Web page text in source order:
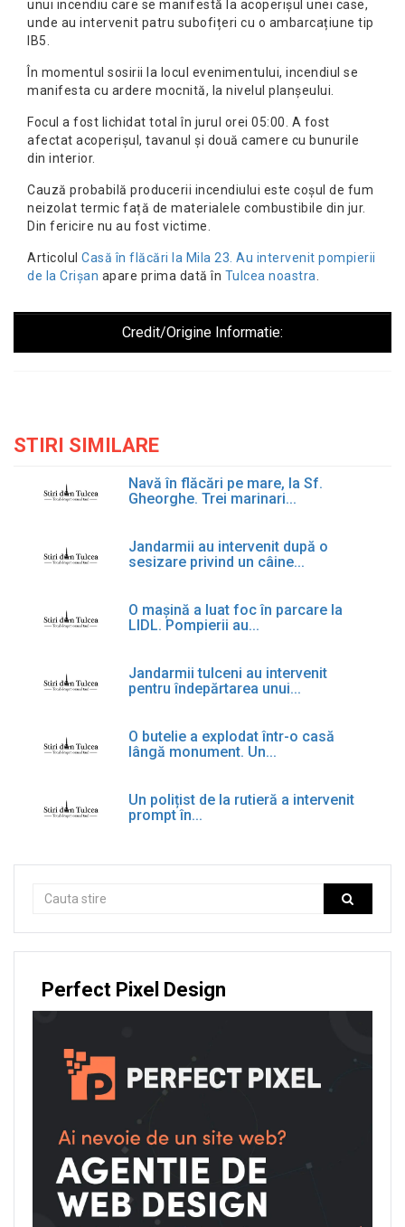
unui incendiu care se manifestă la acoperișul unei case,
unde au intervenit patru subofițeri cu o ambarcațiune tip
IB5.
În momentul sosirii la locul evenimentului, incendiul se
manifesta cu ardere mocnită, la nivelul planșeului.
Focul a fost lichidat total în jurul orei 05:00. A fost
afectat acoperișul, tavanul și două camere cu bunurile
din interior.
Cauză probabilă producerii incendiului este coșul de fum
neizolat termic față de materialele combustibile din jur.
Din fericire nu au fost victime.
Articolul Casă în flăcări la Mila 23. Au intervenit pompierii
de la Crișan apare prima dată în Tulcea noastra
Credit/Origine Informatie:
STIRI SIMILARE
Navă în flăcări pe mare, la Sf.
Gheorghe. Trei marinari...
Jandarmii au intervenit după o
sesizare privind un câine...
O mașină a luat foc în parcare la
LIDL. Pompierii au...
Jandarmii tulceni au intervenit
pentru îndepărtarea unui...
O butelie a explodat într-o casă
lângă monument. Un...
Un polițist de la rutieră a intervenit
prompt în...
Perfect Pixel Design